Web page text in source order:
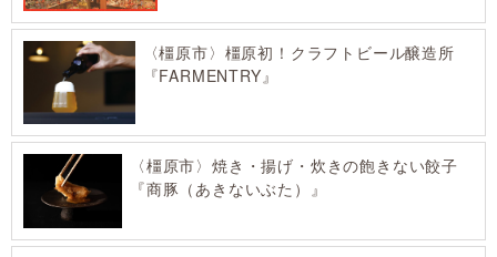
〈橿原市〉橿原初！クラフトビール醸造所
『FARMENTRY』
〈橿原市〉焼き・揚げ・炊きの飽きない餃子
『商豚（あきないぶた）』